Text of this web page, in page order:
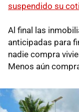
suspendido su
Al final las
anticipadas para
nadie compra
Menos aún